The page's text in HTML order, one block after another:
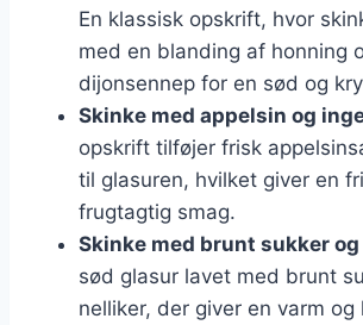
En klassisk opskrift, hvor
med en blanding af honning
dijonsennep for en sød og
Skinke med appelsin og
opskrift tilføjer frisk
til glasuren, hvilket giver en
frugtagtig smag.
Skinke med brunt sukker
sød glasur lavet med brunt
nelliker, der giver en varm og